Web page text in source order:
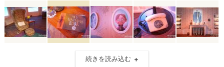
続きを読み込む